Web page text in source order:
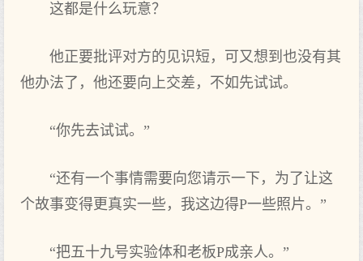
这都是什么玩意？
他正要批评对方的见识短，可又想到也没有其
他办法了，他还要向上交差，不如先试试。
“你先去试试。”
“还有一个事情需要向您请示一下，为了让这
个故事变得更真实一些，我这边得P一些照片。”
“把五十九号实验体和老板P成亲人。”